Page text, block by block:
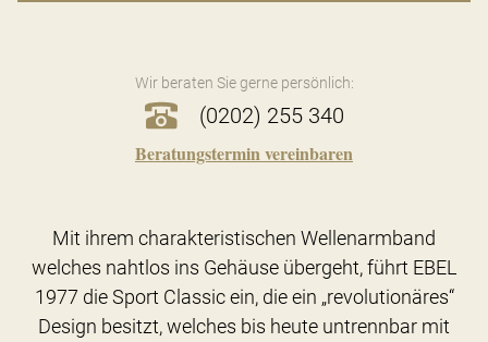
Wir beraten Sie gerne persönlich:
(0202) 255 340
Beratungstermin vereinbaren
Mit ihrem charakteristischen Wellenarmband
welches nahtlos ins Gehäuse übergeht, führt EBEL
1977 die Sport Classic ein, die ein „revolutionäres“
Design besitzt, welches bis heute untrennbar mit